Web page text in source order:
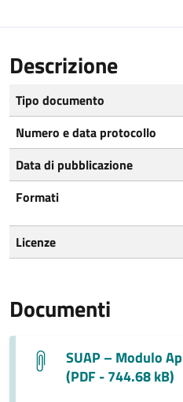
Descrizione
Tipo documento
Numero e data protocollo
Data di pubblicazione
Formati
Licenze
Documenti
SUAP – Modulo
(PDF - 744.68 kB)